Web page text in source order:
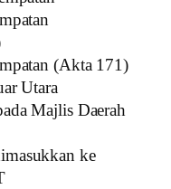
(Akta 171)
Utara
Majlis Daerah
ke